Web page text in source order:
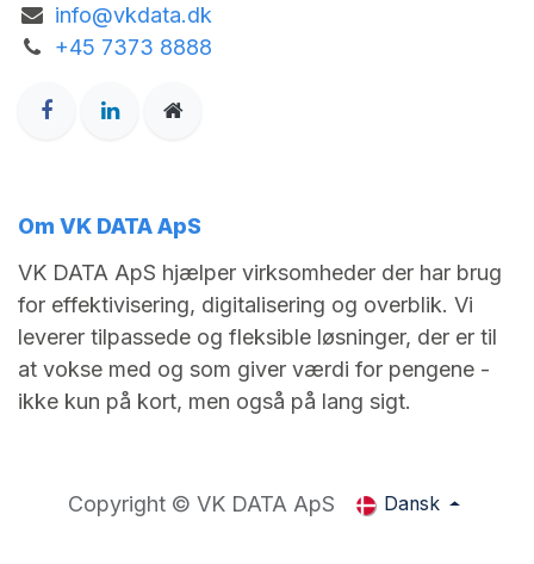
info@vkdata.dk
+45 7373 8888
Om VK DATA ApS
VK DATA ApS hjælper virksomheder der har brug
for effektivisering, digitalisering og overblik. Vi
leverer tilpassede og fleksible løsninger, der er til
at vokse med og som giver værdi for pengene -
ikke kun på kort, men også på lang sigt.
Copyright © VK DATA ApS Dansk